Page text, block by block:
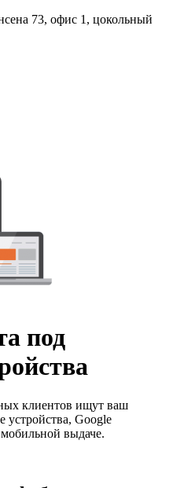
73, офис 1, цокольный
под
клиентов ищут ваш
устройства, Google
выдаче.